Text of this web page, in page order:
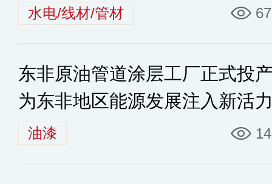
水电/线材/管材
东非原油管道涂层工厂正式投
为东非地区能源发展注入新活
油漆